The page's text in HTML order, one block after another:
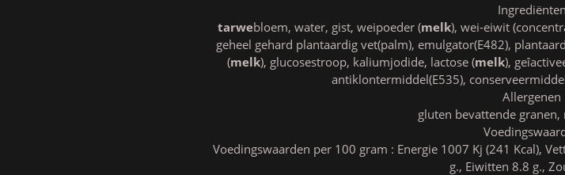
Ingrediënten
tarwebloem, water, gist, weipoeder (melk), wei-eiwit
geheel gehard plantaardig vet(palm), emulgator(E482),
(melk), glucosestroop, kaliumjodide, lactose (melk),
antiklontermiddel(E535),
Allergenen
gluten bevattende
Voedingswaarden per 100 gram : Energie 1007 Kj (241 Kcal),
g., Eiwitten 8.8 g.,